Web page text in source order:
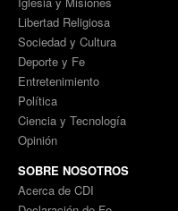
Libertad Religiosa
Sociedad y Cultura
Deporte y Fe
Entretenimiento
Política
Ciencia y Tecnología
Opinión
SOBRE NOSOTROS
Acerca de CDI